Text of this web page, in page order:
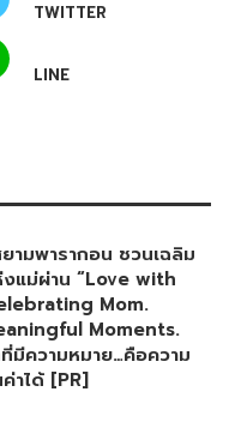
TWITTER
LINE
ามพารากอน ชวนเฉลิม
แม่ผ่าน “Love with
Mom.
Moments.
ที่มีความหมาย…คือความ
าได้ [PR]